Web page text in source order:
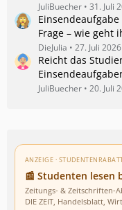
JuliBuecher 31. Juli
Frage – wie geht
DieJulia 27. Juli
Reicht das
JuliBuecher 20. Juli
ANZEIGE ·
📰 Studenten lesen
Zeitungs- & Zeitschriften-
DIE ZEIT, Handelsblatt,